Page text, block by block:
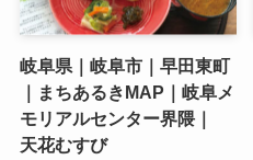
岐阜県｜岐阜市｜早田東町
｜まちあるきMAP｜岐阜メ
モリアルセンター界隈｜
天花むすび